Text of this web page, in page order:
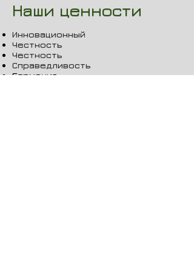
Наши ценности
Инновационный
Честность
Честность
Справедливость
Гармония